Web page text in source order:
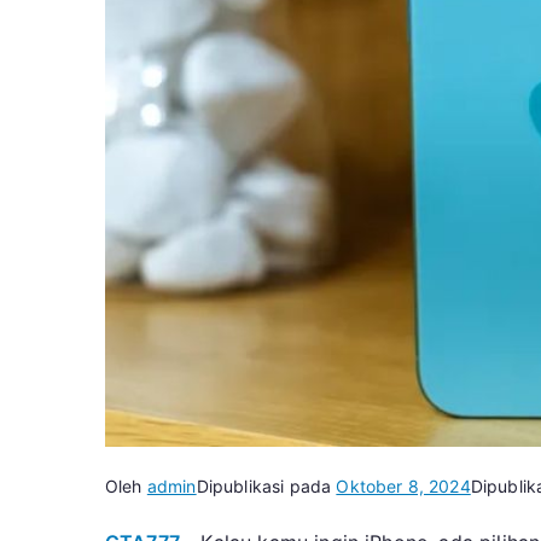
Oleh adminDipublikasi padaOktober 8, 2024